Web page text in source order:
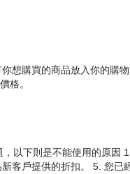
想購買的商品放入你的購
格。
以下則是不能使用的原因
客戶提供的折扣。 5. 您已